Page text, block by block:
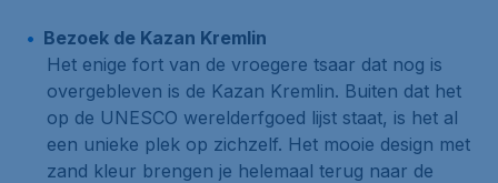
Bezoek de Kazan Kremlin
Het enige fort van de vroegere tsaar dat nog is
overgebleven is de Kazan Kremlin. Buiten dat het
op de UNESCO werelderfgoed lijst staat, is het al
een unieke plek op zichzelf. Het mooie design met
zand kleur brengen je helemaal terug naar de